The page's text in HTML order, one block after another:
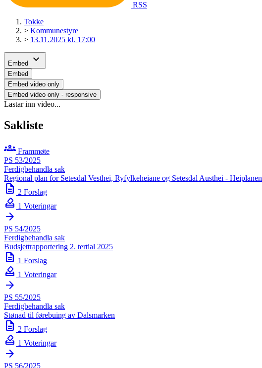
RSS
Tokke
> Kommunestyre
> 13.11.2025 kl. 17:00
Embed expand_more
Embed
Embed video only
Embed video only - responsive
Lastar inn video...
Sakliste
groups Frammøte
PS 53/2025
Ferdigbehandla sak
Regional plan for Setesdal Vesthei, Ryfylkeheiane og Setesdal Austhei - Heiplanen
description 2 Forslag
how_to_vote 1 Voteringar
arrow_forward
PS 54/2025
Ferdigbehandla sak
Budsjettrapportering 2. tertial 2025
description 1 Forslag
how_to_vote 1 Voteringar
arrow_forward
PS 55/2025
Ferdigbehandla sak
Stønad til førebuing av Dalsmarken
description 2 Forslag
how_to_vote 1 Voteringar
arrow_forward
PS 56/2025